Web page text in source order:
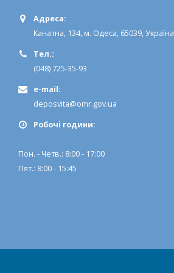
Адреса:
Канатна, 134, м. Одеса, 65039, Україна
Тел.:
(048) 725-35-93
e-mail:
deposvita@omr.gov.ua
Робочi години:
Пон. - Четв.: 8:00 - 17:00
Пят.: 8:00 - 15:45